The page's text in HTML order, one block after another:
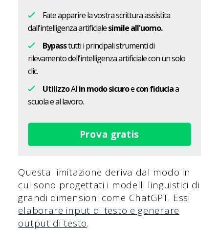
Fate apparire la vostra scrittura assistita
dall'intelligenza artificialesimile all'uomo.
Bypasstutti i principali strumenti di
rilevamento dell'intelligenza artificiale con un solo
clic.
UtilizzoAI in modo sicuroecon fiduciaa
scuola e al lavoro.
Prova gratis
Questa limitazione deriva dal modo in
cui sono progettati i modelli linguistici di
grandi dimensioni come ChatGPT. Essi
elaborare input di testo e generare
output di testo.